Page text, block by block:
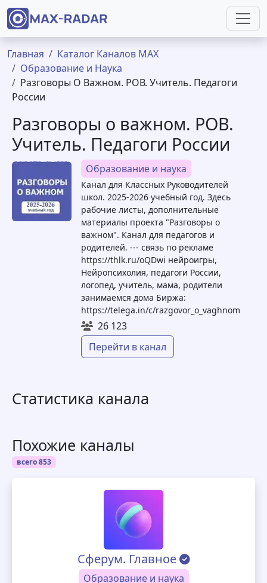
Перейти к основному содержанию
Строка навигации
Главная
Каталог Каналов MAX
Образование и Наука
Разговоры О Важном. РОВ. Учитель. Педагоги
России
Разговоры о важном. РОВ.
Учитель. Педагоги России
Образование и наука
Канал для Классных Руководителей
школ. 2025-2026 учебный год. Здесь
рабочие листы, дополнительные
материалы проекта "Разговоры о
важном". Канал для педагогов и
родителей. --- связь по рекламе
https://thlk.ru/oQDwi нейроигры,
Нейропсихолия, педагоги России,
логопед, учитель, мама, родители
занимаемся дома Биржа:
https://telega.in/c/razgovor_o_vaghnom
26 123
Перейти в канал
Статистика канала
Похожие каналы
всего 853
Сферум. Главное
Образование и наука